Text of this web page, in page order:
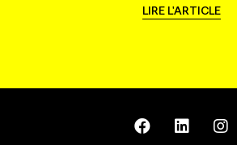
LIRE L'ARTICLE